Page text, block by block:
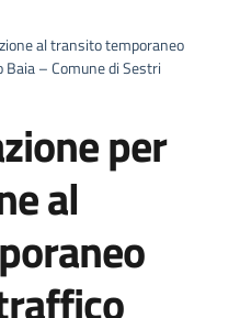
al transito temporaneo
– Comune di Sestri
per
al